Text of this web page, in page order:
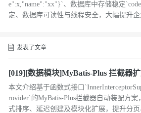
e":x,"name":"xx"}`、数据库中存储稳定
定、数据库可读性与线程安全，大幅提升企
发表了文章
[019][数据模块]MyBatis-Plus 拦截器
接口与 Spring 自动装配
本文介绍基于函数式接口
rovider`的MyBatis-Plus拦截器自动装配方案
式排序、延迟创建及模块化扩展，提升分